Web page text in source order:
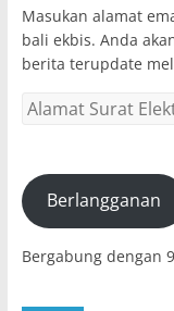
Masukan alamat
bali ekbis. Anda
berita terupdate
Alamat
(E-
mail)Berlangganan
Bergabung dengan